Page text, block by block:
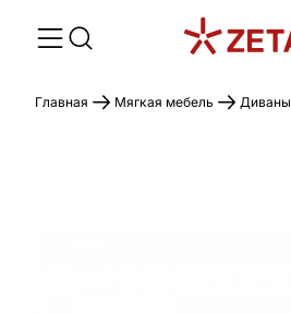
Главная Мягкая мебель Диваны